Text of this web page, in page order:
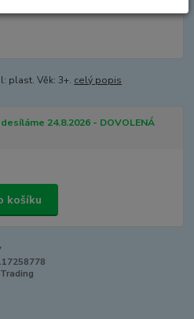
plast. Věk: 3+. celý popis
24.8.2026 - DOVOLENÁ
košíku